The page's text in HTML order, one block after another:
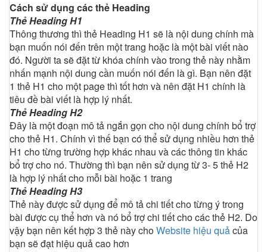
Cách sử dụng các thẻ Heading
Thẻ Heading H1
Thông thương thì thẻ Heading H1 sẽ là nội dung chính mà
bạn muốn nói đến trên một trang hoặc là một bài viết nào
đó. Người ta sẽ đặt từ khóa chính vào trong thẻ này nhằm
nhấn mạnh nội dung cần muốn nói đến là gì. Bạn nên đặt
1 thẻ H1 cho một page thì tốt hơn và nên đặt H1 chính là
tiêu đề bài viết là hợp lý nhất.
Thẻ Heading H2
Đây là một đoạn mô tả ngắn gọn cho nội dung chính bổ trợ
cho thẻ H1. Chính vì thế bạn có thể sử dụng nhiều hơn thẻ
H1 cho từng trường hợp khác nhau và các thông tin khác
bổ trợ cho nó. Thường thì bạn nên sử dụng từ 3- 5 thẻ H2
là hợp lý nhất cho mỗi bài hoặc 1 trang
Thẻ Heading H3
Thẻ này được sử dụng để mô tả chi tiết cho từng ý trong
bài được cụ thể hơn và nó bổ trợ chi tiết cho các thẻ H2. Do
vậy bạn nên kết hợp 3 thẻ này choWebsite hiệu quảcủa
bạn sẽ đạt hiệu quả cao hơn